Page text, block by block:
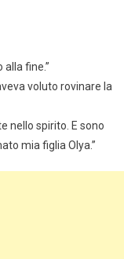
alla fine.”
voluto rovinare la
nello spirito. E sono
mia figlia Olya.”